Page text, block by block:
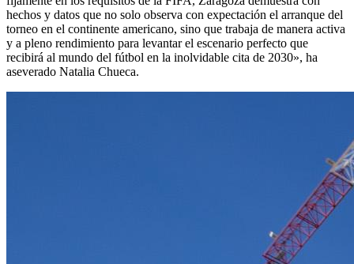
hechos y datos que no solo observa con expectación el arranque del
torneo en el continente americano, sino que trabaja de manera activa
y a pleno rendimiento para levantar el escenario perfecto que
recibirá al mundo del fútbol en la inolvidable cita de 2030», ha
aseverado Natalia Chueca.